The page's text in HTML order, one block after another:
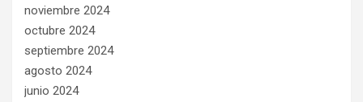
noviembre 2024
octubre 2024
septiembre 2024
agosto 2024
junio 2024